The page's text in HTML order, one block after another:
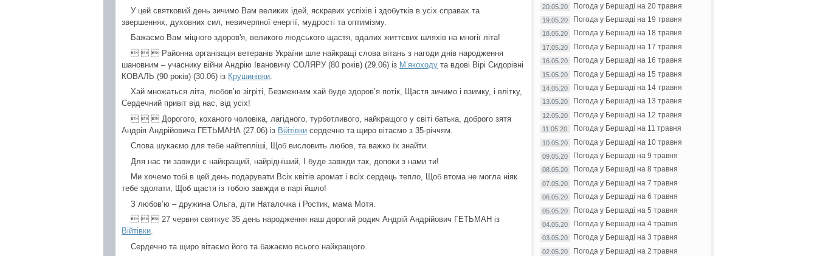
У цей святковий день зичимо Вам великих ідей, яскравих успіхів і здобутків в усіх справах та
звершеннях, духовних сил, невичерпної енергії, мудрості та оптимізму.
Бажаємо Вам міцного здоров'я, великого людського щастя, вдалих життєвих шляхів на многії літа!
   Районна організація ветеранів України шле найкращі слова вітань з нагоди днів народження
шановним – учаснику війни Андрію Івановичу СОЛЯРУ (80 років) (29.06) із М’якоходу та вдові Вірі Сидорівні
КОВАЛЬ (90 років) (30.06) із Крушинівки
Хай множаться літа, любов’ю зігріті, Безмежним хай буде здоров’я потік, Щастя зичимо і взимку, і влітку,
Сердечний привіт від нас, від усіх!
   Дорогого, коханого чоловіка, лагідного, турботливого, найкращого у світі батька, доброго зятя
Андрія Андрійовича ГЕТЬМАНА (27.06) із Війтівки сердечно та щиро вітаємо з 35-річчям.
Слова шукаємо для тебе найтепліші, Щоб висловить любов, та важко їх знайти.
Для нас ти завжди є найкращий, найрідніший, І буде завжди так, допоки з нами ти!
Ми хочемо тобі в цей день подарувати Всіх квітів аромат і всіх сердець тепло, Щоб втома не могла ніяк
тебе здолати, Щоб щастя із тобою завжди в парі йшло!
З любов’ю – дружина Ольга, діти Наталочка і Ростик, мама Мотя.
   27 червня святкує 35 день народження наш дорогий родич Андрій Андрійович ГЕТЬМАН із
Війтівки.
Сердечно та щиро вітаємо його та бажаємо всього найкращого.
20.05.20 Погода у Бершаді на 20 травня
19.05.20 Погода у Бершаді на 19 травня
18.05.20 Погода у Бершаді на 18 травня
17.05.20 Погода у Бершаді на 17 травня
16.05.20 Погода у Бершаді на 16 травня
15.05.20 Погода у Бершаді на 15 травня
14.05.20 Погода у Бершаді на 14 травня
13.05.20 Погода у Бершаді на 13 травня
12.05.20 Погода у Бершаді на 12 травня
11.05.20 Погода у Бершаді на 11 травня
10.05.20 Погода у Бершаді на 10 травня
09.05.20 Погода у Бершаді на 9 травня
08.05.20 Погода у Бершаді на 8 травня
07.05.20 Погода у Бершаді на 7 травня
06.05.20 Погода у Бершаді на 6 травня
05.05.20 Погода у Бершаді на 5 травня
04.05.20 Погода у Бершаді на 4 травня
03.05.20 Погода у Бершаді на 3 травня
02.05.20 Погода у Бершаді на 2 травня